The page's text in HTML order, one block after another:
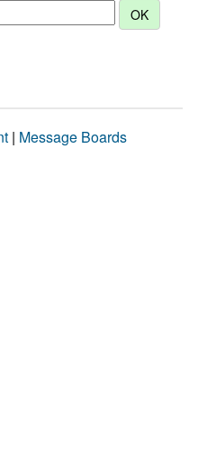
| Message Boards